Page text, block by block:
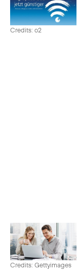
Credits: o2
Credits: Gettyimages